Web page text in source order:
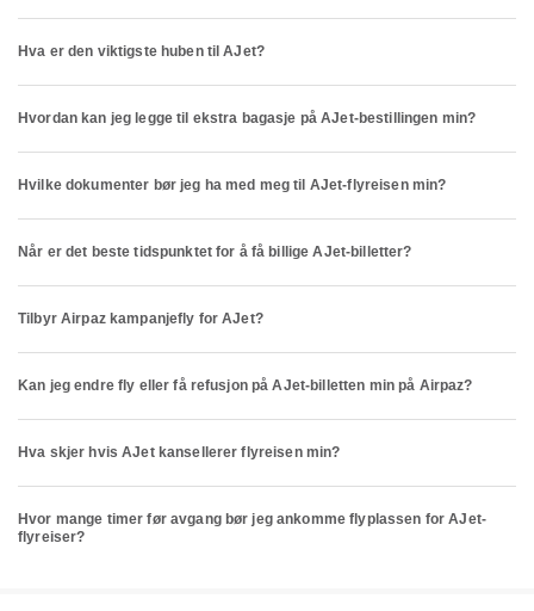
Hva er den viktigste huben til AJet?
Hvordan kan jeg legge til ekstra bagasje på AJet-bestillingen min?
Hvilke dokumenter bør jeg ha med meg til AJet-flyreisen min?
Når er det beste tidspunktet for å få billige AJet-billetter?
Tilbyr Airpaz kampanjefly for AJet?
Kan jeg endre fly eller få refusjon på AJet-billetten min på Airpaz?
Hva skjer hvis AJet kansellerer flyreisen min?
Hvor mange timer før avgang bør jeg ankomme flyplassen for AJet-
flyreiser?